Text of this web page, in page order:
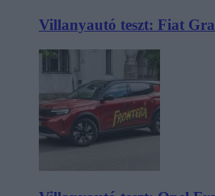
Villanyautó teszt: Fiat